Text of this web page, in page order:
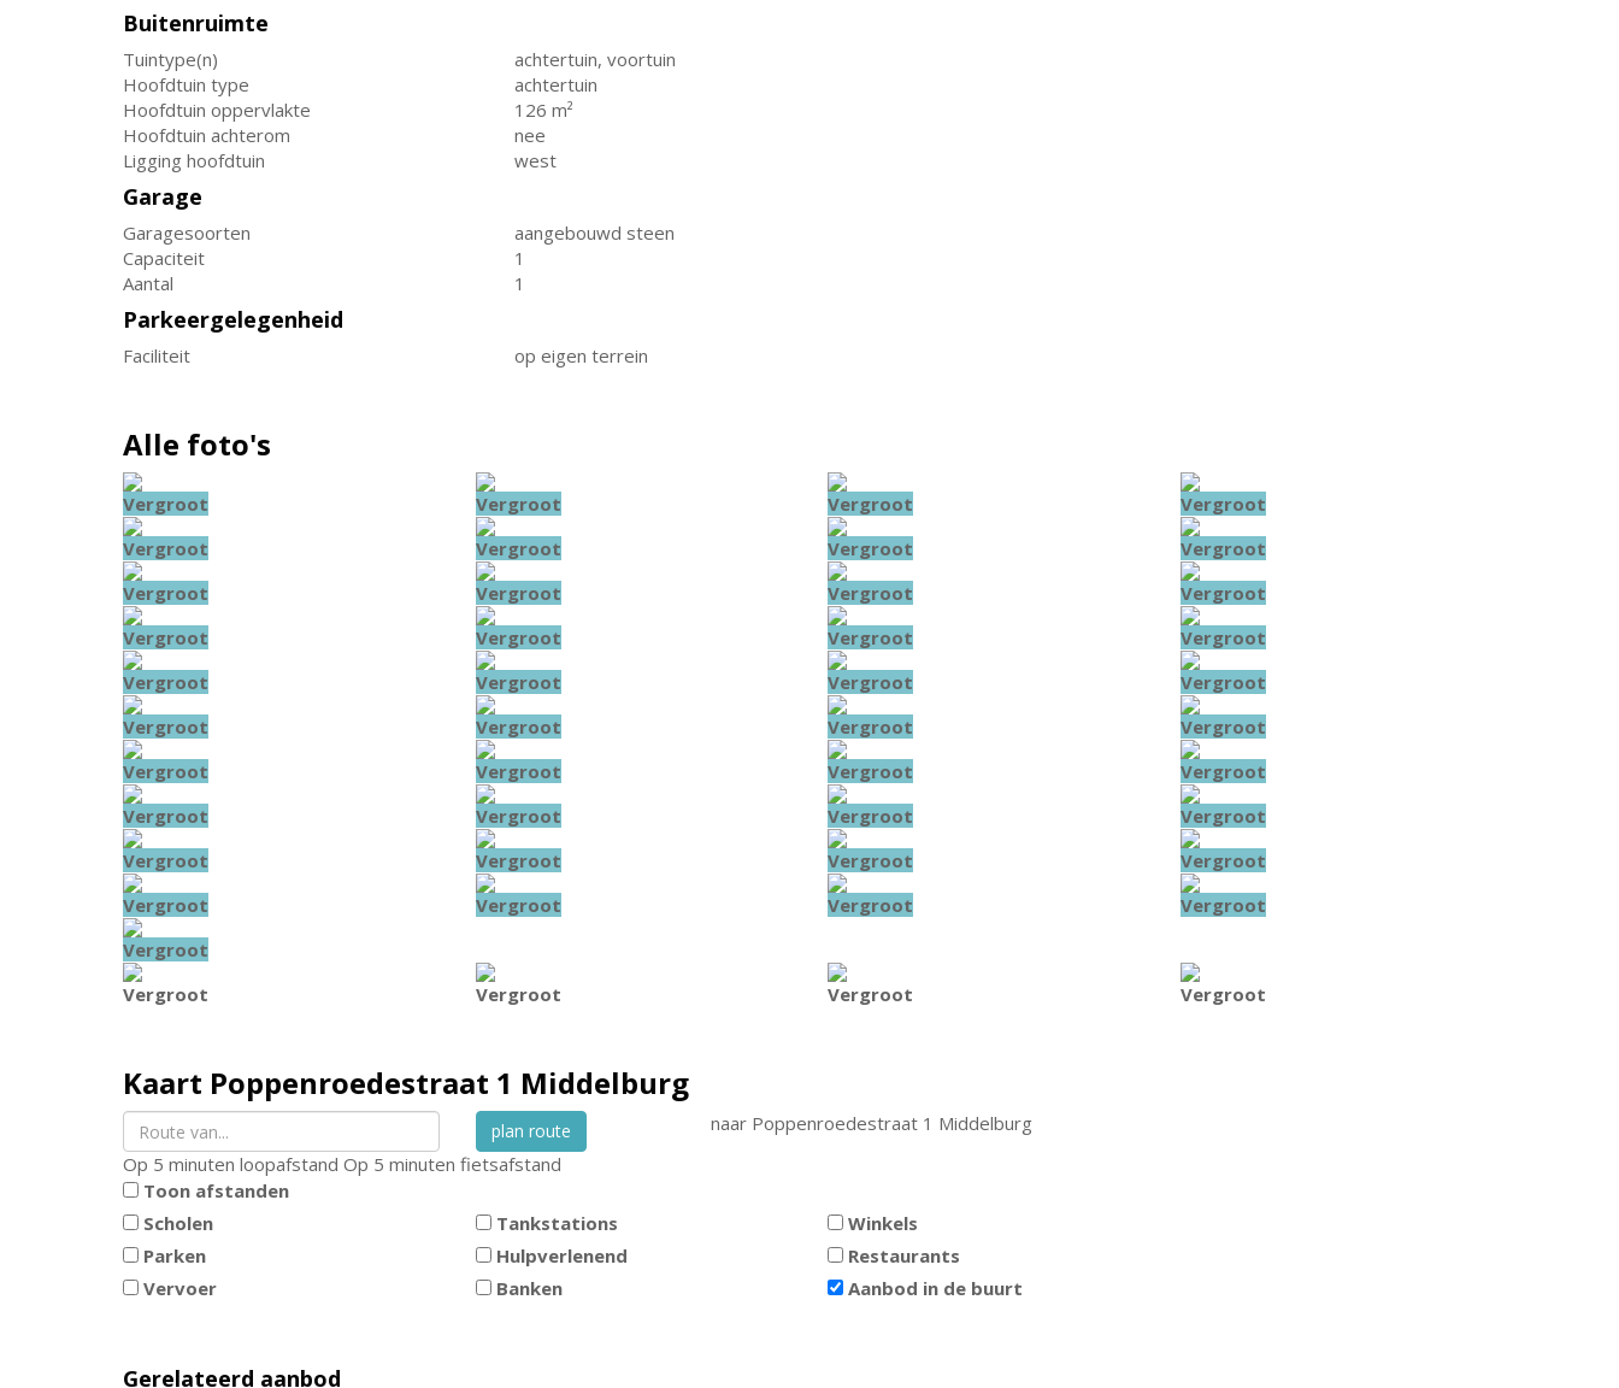
Buitenruimte
Tuintype(n)
achtertuin, voortuin
Hoofdtuin type
achtertuin
Hoofdtuin oppervlakte
126 m²
Hoofdtuin achterom
nee
Ligging hoofdtuin
west
Garage
Garagesoorten
aangebouwd steen
Capaciteit
1
Aantal
1
Parkeergelegenheid
Faciliteit op eigen terrein
Alle foto's
Vergroot Vergroot Vergroot
Vergroot
Vergroot
Vergroot Vergroot
Vergroot
Vergroot
Vergroot Vergroot
Vergroot
Vergroot
Vergroot Vergroot
Vergroot
Vergroot
Vergroot Vergroot
Vergroot
Vergroot
Vergroot Vergroot
Vergroot
Vergroot
Vergroot Vergroot
Vergroot
Vergroot
Vergroot Vergroot
Vergroot
Vergroot
Vergroot Vergroot
Vergroot
Vergroot
Vergroot Vergroot
Vergroot
Vergroot
Vergroot
Vergroot Vergroot Vergroot
Kaart Poppenroedestraat 1 Middelburg
plan route naar Poppenroedestraat 1 Middelburg
Op 5 minuten loopafstand Op 5 minuten fietsafstand
Toon afstanden
Scholen
Parken
Vervoer
Tankstations
Hulpverlenend
Banken
Winkels
Restaurants
Aanbod in de buurt
Gerelateerd aanbod